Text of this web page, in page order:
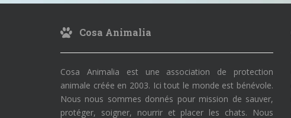
Cosa Animalia
Cosa Animalia est une association de protection
animale créée en 2003. Ici tout le monde est bénévole.
Nous nous sommes donnés pour mission de sauver,
protéger, soigner, nourrir et placer les chats. Nous